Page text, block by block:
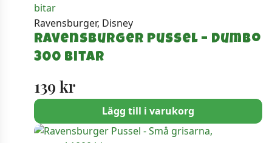
Ravensburger, Disney
Ravensburger Pussel – Dumbo
300 bitar
139 kr
Lägg till i varukorg